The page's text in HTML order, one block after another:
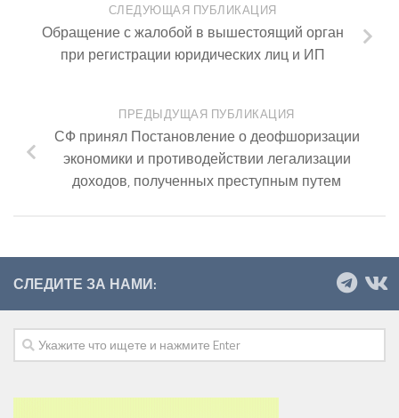
СЛЕДУЮЩАЯ ПУБЛИКАЦИЯ
Обращение с жалобой в вышестоящий орган
при регистрации юридических лиц и ИП
ПРЕДЫДУЩАЯ ПУБЛИКАЦИЯ
СФ принял Постановление о деофшоризации
экономики и противодействии легализации
доходов, полученных преступным путем
СЛЕДИТЕ ЗА НАМИ: